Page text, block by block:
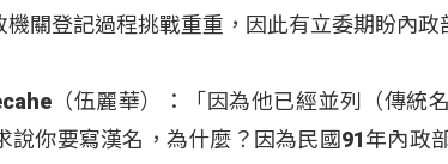
關登記過程挑戰重重，因此有立委期盼內政
（伍麗華）：「因為他已經並列（傳統
說你要寫漢名，為什麼？因為民國91年內政